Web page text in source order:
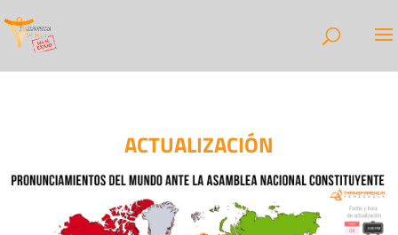
ACTUALIZACIÓN